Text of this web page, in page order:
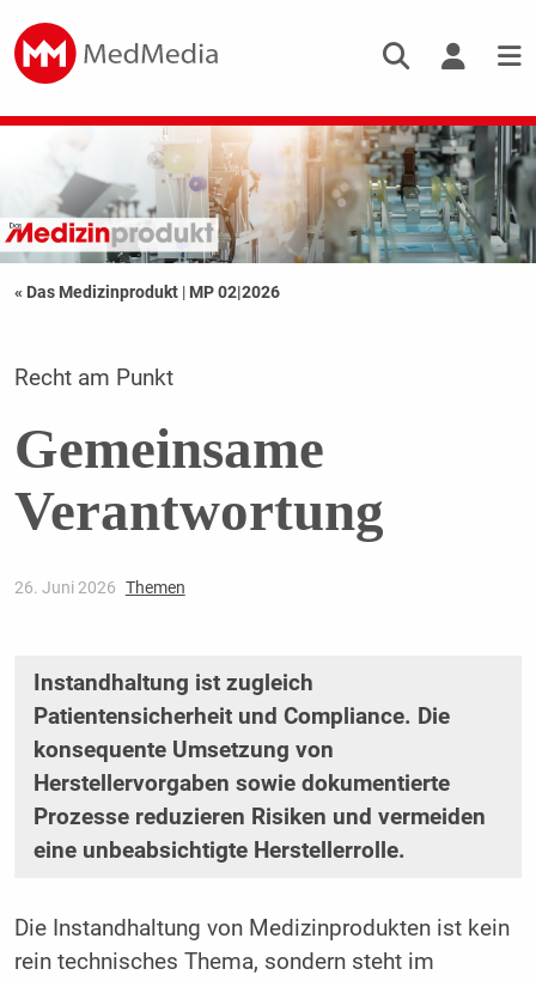
« Das Medizinprodukt | MP 02|2026
Recht am Punkt
Gemeinsame
Verantwortung
26. Juni 2026 Themen
Instandhaltung ist zugleich
Patientensicherheit und Compliance. Die
konsequente Umsetzung von
Herstellervorgaben sowie dokumentierte
Prozesse reduzieren Risiken und vermeiden
eine unbeabsichtigte Herstellerrolle.
Die Instandhaltung von Medizinprodukten ist kein
rein technisches Thema, sondern steht im